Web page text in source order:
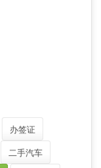
办签证
二手汽车